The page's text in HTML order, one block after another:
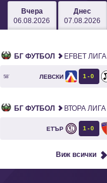
Вчера
06.08.2026
Днес
07.08.2026
БГ ФУТБОЛ EFBET ЛИГА
58` ЛЕВСКИ 1 0
БГ ФУТБОЛ ВТОРА ЛИГА
ЕТЪР 1 0
Виж всички